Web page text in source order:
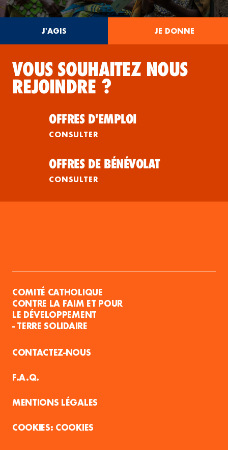
J'AGIS JE DONNE
VOUS SOUHAITEZ NOUS
REJOINDRE ?
OFFRES D'EMPLOI
CONSULTER
OFFRES DE BÉNÉVOLAT
CONSULTER
COMITÉ CATHOLIQUE
CONTRE LA FAIM ET POUR
LE DÉVELOPPEMENT
- TERRE SOLIDAIRE
CONTACTEZ-NOUS
F.A.Q.
MENTIONS LÉGALES
COOKIES